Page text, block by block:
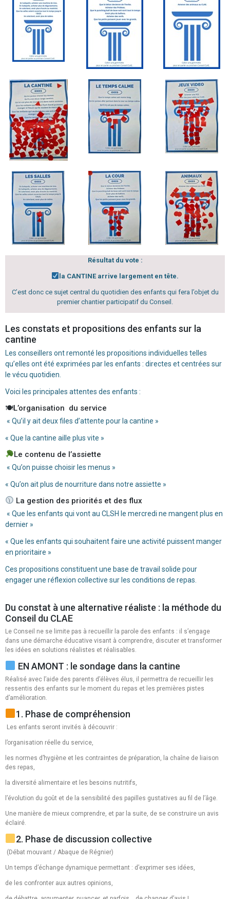
Résultat du vote :
la CANTINE arrive largement en tête.
C’est donc ce sujet central du quotidien des enfants qui fera l’objet du
premier chantier participatif du Conseil.
Les constats et propositions des enfants sur la
cantine
Les conseillers ont remonté les propositions individuelles telles
qu’elles ont été exprimées par les enfants : directes et centrées sur
le vécu quotidien.
Voici les principales attentes des enfants :
🍽L’organisation du service
« Qu’il y ait deux files d’attente pour la cantine »
« Que la cantine aille plus vite »
Le contenu de l’assiette
« Qu’on puisse choisir les menus »
« Qu’on ait plus de nourriture dans notre assiette »
La gestion des priorités et des flux
« Que les enfants qui vont au CLSH le mercredi ne mangent plus en
dernier »
« Que les enfants qui souhaitent faire une activité puissent manger
en prioritaire »
Ces propositions constituent une base de travail solide pour
engager une réflexion collective sur les conditions de repas.
Du constat à une alternative réaliste : la méthode du
Conseil du CLAE
Le Conseil ne se limite pas à recueillir la parole des enfants : il s’engage
dans une démarche éducative visant à comprendre, discuter et transformer
les idées en solutions réalistes et réalisables.
EN AMONT : le sondage dans la cantine
Réalisé avec l’aide des parents d’élèves élus, il permettra de recueillir les
ressentis des enfants sur le moment du repas et les premières pistes
d’amélioration.
1. Phase de compréhension
Les enfants seront invités à découvrir :
l’organisation réelle du service,
les normes d’hygiène et les contraintes de préparation, la chaîne de liaison
des repas,
la diversité alimentaire et les besoins nutritifs,
l’évolution du goût et de la sensibilité des papilles gustatives au fil de l’âge.
Une manière de mieux comprendre, et par la suite, de se construire un avis
éclairé.
2. Phase de discussion collective
(Débat mouvant / Abaque de Régnier)
Un temps d’échange dynamique permettant : d’exprimer ses idées,
de les confronter aux autres opinions,